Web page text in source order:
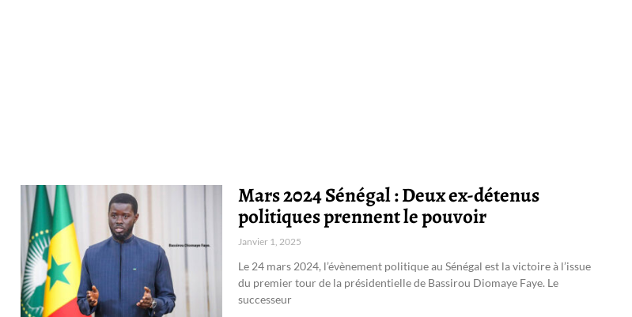
Mars 2024 Sénégal : Deux ex-détenus
politiques prennent le pouvoir
Janvier 1, 2025
Le 24 mars 2024, l’évènement politique au Sénégal est la victoire à l’issue
du premier tour de la présidentielle de Bassirou Diomaye Faye. Le
successeur